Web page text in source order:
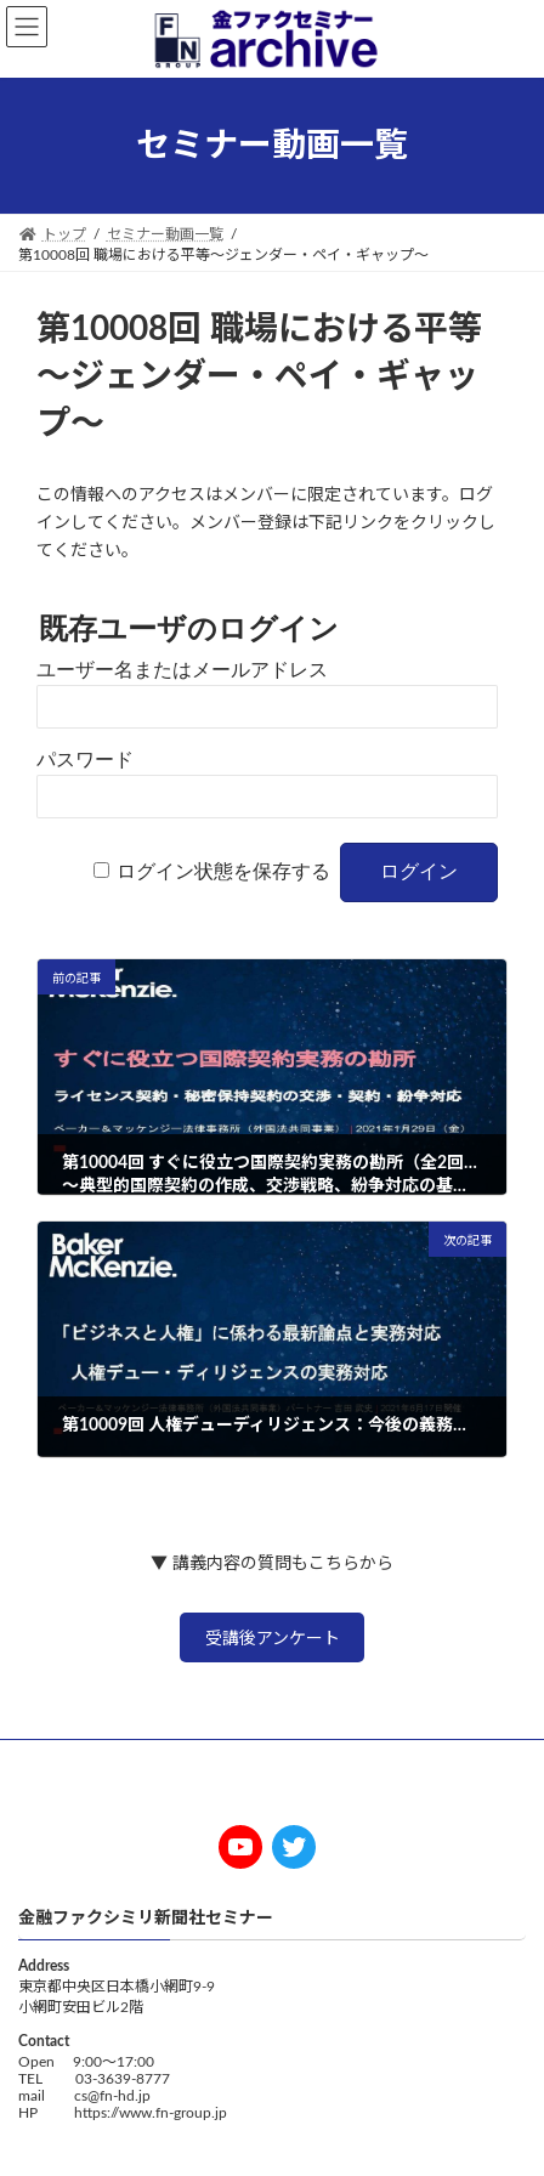
コ
ン
ッ
ナ
ビ
移
セミナー動画一覧
トップ
セミナー動画一覧
第10008回 職場における平等～ジェンダー・ペイ・ギャップ～
第10008回 職場における平等
～ジェンダー・ペイ・ギャッ
プ～
この情報へのアクセスはメンバーに限定されています。ログ
インしてください。メンバー登録は下記リンクをクリックし
てください。
既存ユーザのログイン
ユーザー名またはメールアドレス
パスワード
ログイン状態を保存する
前の記事
第10004回 すぐに役立つ国際契約実務の勘所（全2回・2回目）
～典型的国際契約の作成、交渉戦略、紛争対応の基礎から応用まで～
2021年12月2日 次の記事
第10009回 人権デューディリジェンス：今後の義務化を想定した留意点と対応策
▼ 講義内容の質問もこちらから
受講後アンケート
金融ファクシミリ新聞社セミナー
Address
東京都中央区日本橋小網町9-9
小網町安田ビル2階
Contact
Open 9:00～17:00
TEL 03-3639-8777
mail cs@fn-hd.jp
HP https://www.fn-group.jp